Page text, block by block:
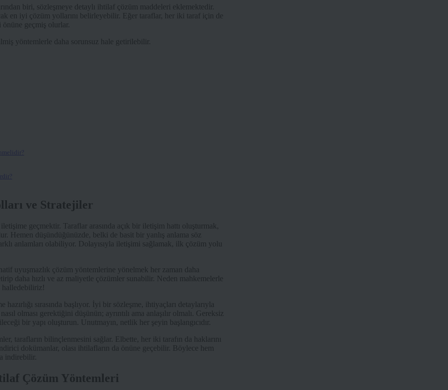
biri, sözleşmeye detaylı ihtilaf çözüm maddeleri eklemektedir.
en iyi çözüm yollarını belirleyebilir. Eğer taraflar, her iki taraf için de
geçmiş olurlar.
yöntemlerle daha sorunsuz hale getirilebilir.
ve Stratejiler
geçmektir. Taraflar arasında açık bir iletişim hattı oluşturmak,
Hemen düşündüğünüzde, belki de basit bir yanlış anlama söz
anlamları olabiliyor. Dolayısıyla iletişimi sağlamak, ilk çözüm yolu
uyuşmazlık çözüm yöntemlerine yönelmek her zaman daha
daha hızlı ve az maliyetle çözümler sunabilir. Neden mahkemelerle
halledebiliriz!
hazırlığı sırasında başlıyor. İyi bir sözleşme, ihtiyaçları detaylarıyla
olması gerektiğini düşünün; ayrıntılı ama anlaşılır olmalı. Gereksiz
bir yapı oluşturun. Unutmayın, netlik her şeyin başlangıcıdır.
tarafların bilinçlenmesini sağlar. Elbette, her iki tarafın da haklarını
dokümanlar, olası ihtilafların da önüne geçebilir. Böylece hem
indirebilir.
Çözüm Yöntemleri